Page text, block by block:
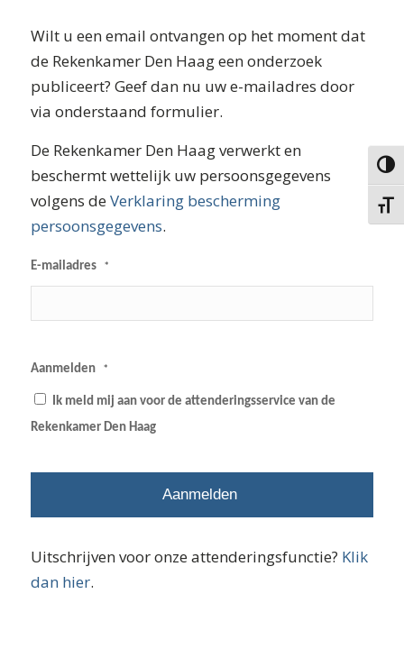
Kies
Wilt u een email ontvangen op het moment dat
de Rekenkamer Den Haag een onderzoek
publiceert? Geef dan nu uw e-mailadres door
via onderstaand formulier.
De Rekenkamer Den Haag verwerkt en
beschermt wettelijk uw persoonsgegevens
volgens de Verklaring bescherming
persoonsgegevens.
E-mailadres *
Aanmelden *
Ik meld mij aan voor de attenderingsservice van de
Rekenkamer Den Haag
Uitschrijven voor onze attenderingsfunctie? Klik
dan hier.